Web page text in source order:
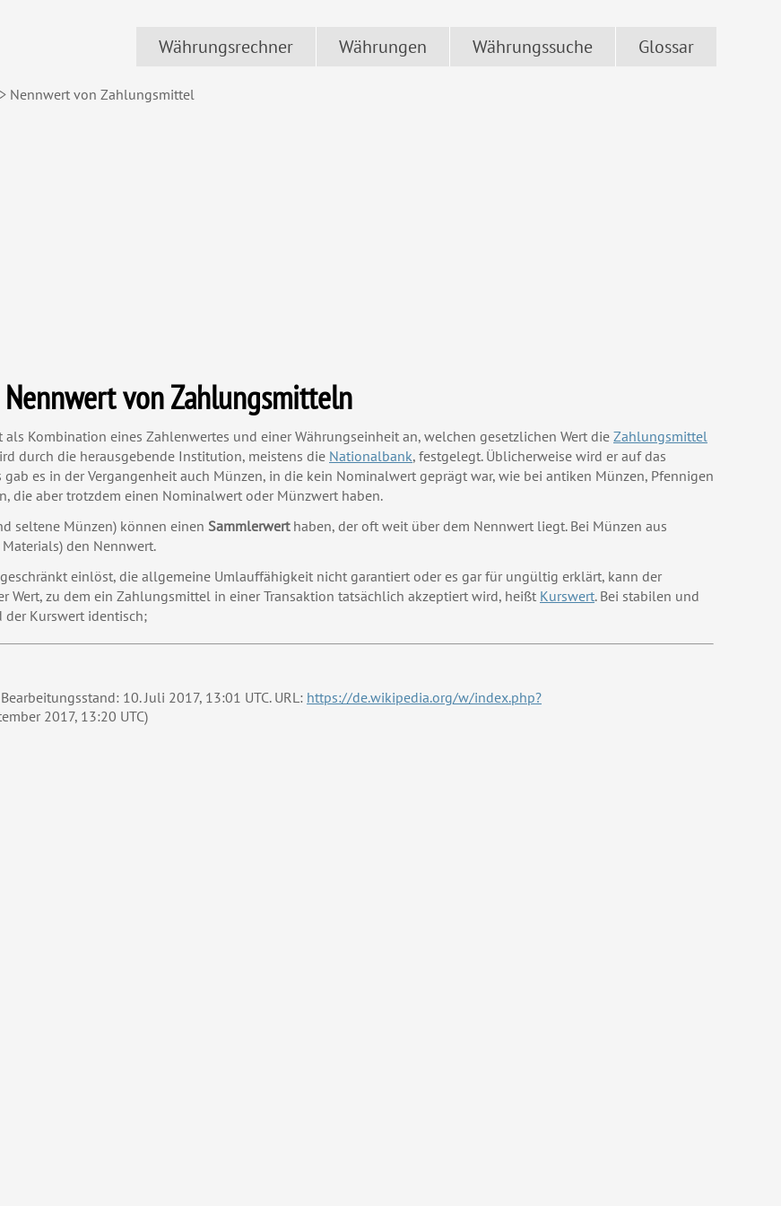
Währungsrechner Währungen Währungssuche Glossar
> Nennwert von Zahlungsmittel
Nennwert von Zahlungsmitteln
Kombination eines Zahlenwertes und einer Währungseinheit an, welchen gesetzlichen Wert die Zahlungsmittel
durch die herausgebende Institution, meistens die Nationalbank, festgelegt. Üblicherweise wird er auf das
es in der Vergangenheit auch Münzen, in die kein Nominalwert geprägt war, wie bei antiken Münzen, Pfennigen
die aber trotzdem einen Nominalwert oder Münzwert haben.
seltene Münzen) können einen Sammlerwerthaben, der oft weit über dem Nennwert liegt. Bei Münzen aus
den Nennwert.
einlöst, die allgemeine Umlauffähigkeit nicht garantiert oder es gar für ungültig erklärt, kann der
Wert, zu dem ein Zahlungsmittel in einer Transaktion tatsächlich akzeptiert wird, heißt Kurswert. Bei stabilen und
Kurswert identisch;
10. Juli 2017, 13:01 UTC. URL: https://de.wikipedia.org/w/index.php?
2017, 13:20 UTC)